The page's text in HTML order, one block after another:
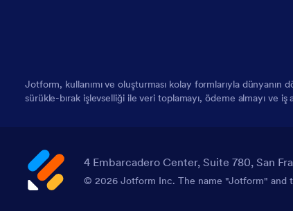
Jotform, kullanımı ve oluşturması kolay formlarıyla
sürükle-bırak işlevselliği ile veri toplamayı, ödeme almayı ve
4 Embarcadero Center, Suite 780, San
© 2026 Jotform Inc. The name "Jotform" and